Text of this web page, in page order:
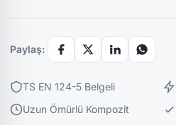
Paylaş:
TS EN 124-5 Belgeli
Uzun Ömürlü Kompozit